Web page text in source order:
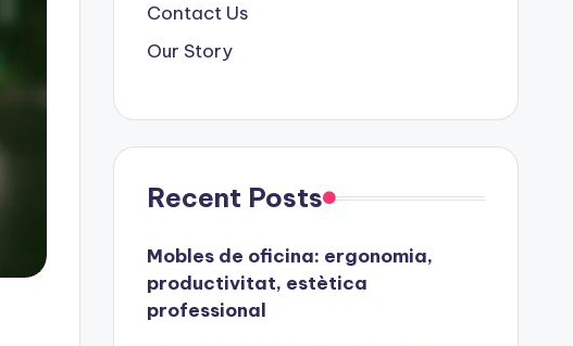
Contact Us
Our Story
Recent Posts
Mobles de oficina: ergonomia,
productivitat, estètica
professional